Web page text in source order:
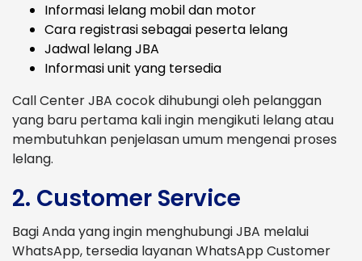
Informasi lelang mobil dan motor
Cara registrasi sebagai peserta lelang
Jadwal lelang JBA
Informasi unit yang tersedia
Call Center JBA cocok dihubungi oleh pelanggan
yang baru pertama kali ingin mengikuti lelang atau
membutuhkan penjelasan umum mengenai proses
lelang.
2. Customer Service
Bagi Anda yang ingin menghubungi JBA melalui
WhatsApp, tersedia layanan WhatsApp Customer